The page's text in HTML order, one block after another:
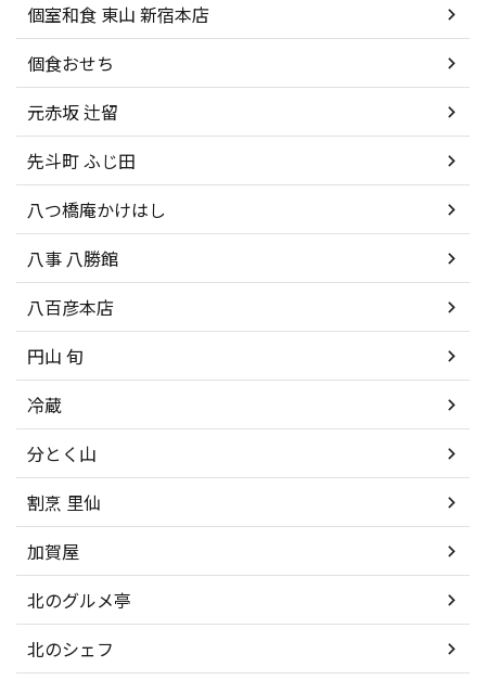
個室和食 東山 新宿本店
個食おせち
元赤坂 辻留
先斗町 ふじ田
八つ橋庵かけはし
八事 八勝館
八百彦本店
円山 旬
冷蔵
分とく山
割烹 里仙
加賀屋
北のグルメ亭
北のシェフ